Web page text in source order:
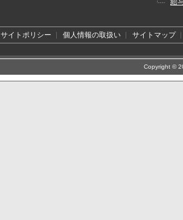
給
サイトポリシー 個人情報の取扱い サイトマップ
Copyright ©